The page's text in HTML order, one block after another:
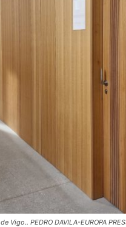
PEDRO DAVILA-EUROPA